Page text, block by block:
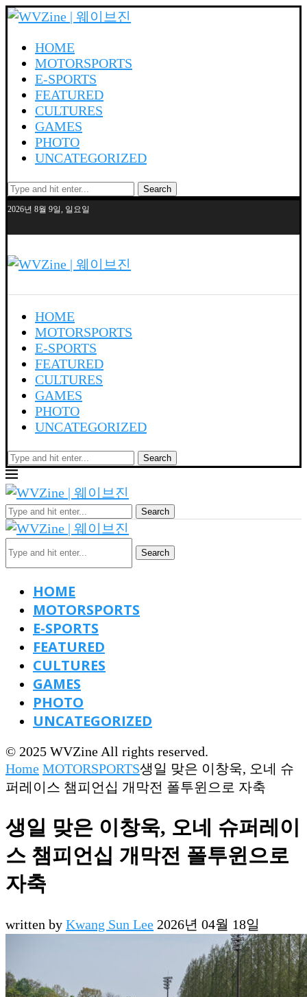
HOME
MOTORSPORTS
E-SPORTS
FEATURED
CULTURES
GAMES
PHOTO
UNCATEGORIZED
Search
2026년 8월 9일, 일요일
HOME
MOTORSPORTS
E-SPORTS
FEATURED
CULTURES
GAMES
PHOTO
UNCATEGORIZED
Search
Search
Search
HOME
MOTORSPORTS
E-SPORTS
FEATURED
CULTURES
GAMES
PHOTO
UNCATEGORIZED
© 2025 WVZine All rights reserved.
Home MOTORSPORTS생일 맞은 이창욱, 오네 슈
퍼레이스 챔피언십 개막전 폴투윈으로 자축
생일 맞은 이창욱, 오네 슈퍼레이
스 챔피언십 개막전 폴투윈으로
자축
written by Kwang Sun Lee 2026년 04월 18일